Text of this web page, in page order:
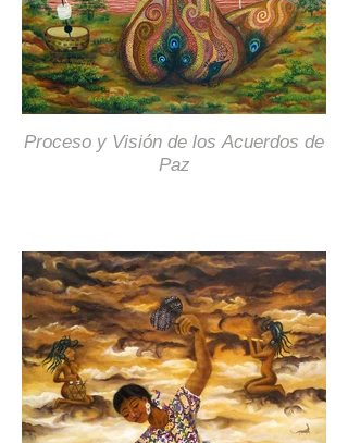
Proceso y Visión de los Acuerdos de
Paz